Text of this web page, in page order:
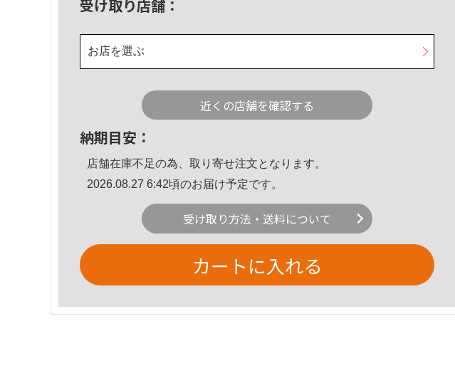
受け取り店舗：
お店を選ぶ
近くの店舗を確認する
納期目安：
店舗在庫不足の為、取り寄せ注文となります。
2026.08.27 6:42頃のお届け予定です。
受け取り方法・送料について
カートに入れる